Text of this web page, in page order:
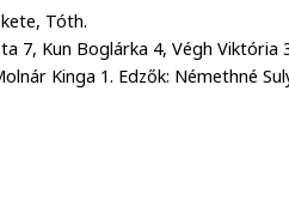
Tóth.
7, Kun Boglárka 4, Végh Viktória
Kinga 1. Edzők: Némethné